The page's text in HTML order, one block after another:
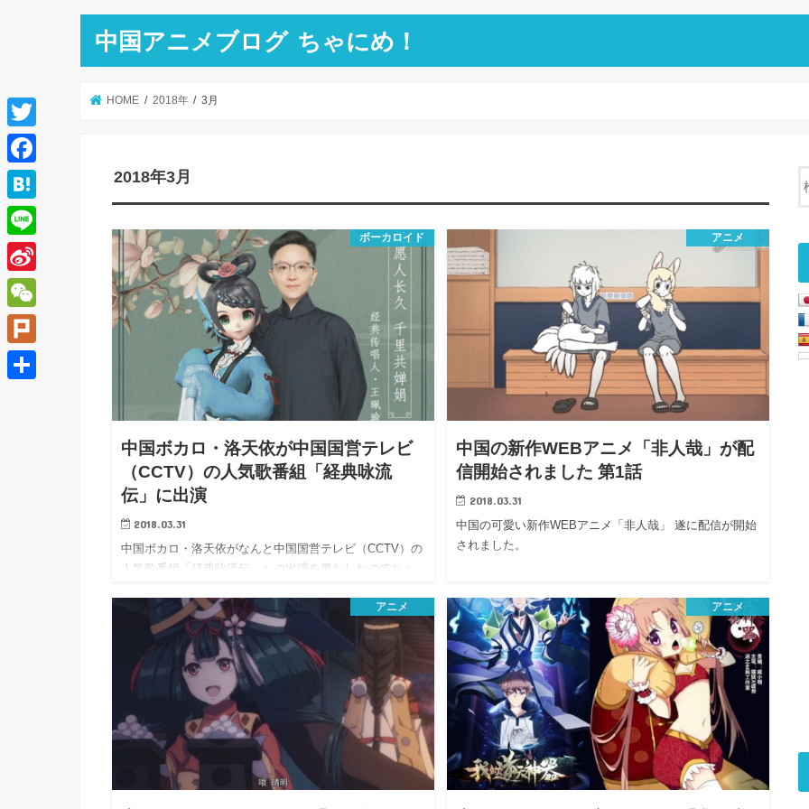
中国アニメブログ ちゃにめ！
HOME 2018年 3月
2018年3月
ボーカロイド
中国ボカロ・洛天依が中国国営テレビ
（CCTV）の人気歌番組「経典咏流
伝」に出演
2018.03.31
中国ボカロ・洛天依がなんと中国国営テレビ（CCTV）の
人気歌番組「経典咏流伝」への出演を果たしたのでちょ
アニメ
中国の新作WEBアニメ「非人哉」が配
信開始されました 第1話
2018.03.31
中国の可愛い新作WEBアニメ「非人哉」 遂に配信が開始
されました。
アニメ アニメ
T
w
i
t
e
r
F
a
c
e
b
o
o
k
H
a
t
e
a
L
i
n
e
S
i
n
a
W
e
C
P